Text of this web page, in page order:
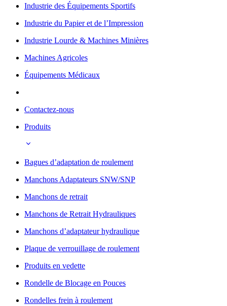
Industrie des Équipements Sportifs
Industrie du Papier et de l’Impression
Industrie Lourde & Machines Minières
Machines Agricoles
Équipements Médicaux
Contactez-nous
Produits
Bagues d’adaptation de roulement
Manchons Adaptateurs SNW/SNP
Manchons de retrait
Manchons de Retrait Hydrauliques
Manchons d’adaptateur hydraulique
Plaque de verrouillage de roulement
Produits en vedette
Rondelle de Blocage en Pouces
Rondelles frein à roulement